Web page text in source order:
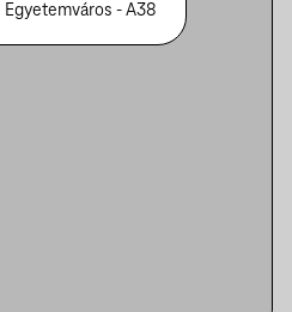
Egyetemváros - A38